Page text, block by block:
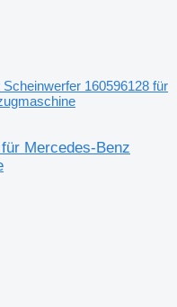
Scheinwerfer 160596128 für
Mercedes-Benz